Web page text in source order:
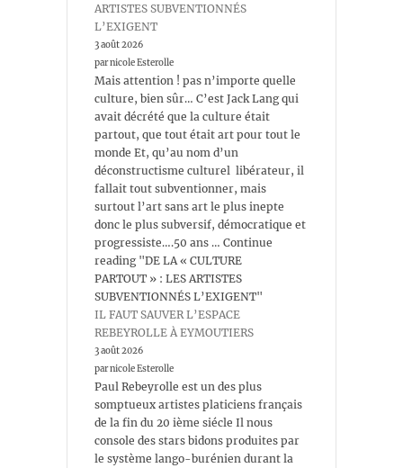
ARTISTES SUBVENTIONNÉS
L’EXIGENT
3 août 2026
par nicole Esterolle
Mais attention ! pas n’importe quelle
culture, bien sûr… C’est Jack Lang qui
avait décrété que la culture était
partout, que tout était art pour tout le
monde Et, qu’au nom d’un
déconstructisme culturel libérateur, il
fallait tout subventionner, mais
surtout l’art sans art le plus inepte
donc le plus subversif, démocratique et
progressiste….50 ans … Continue
reading "DE LA « CULTURE
PARTOUT » : LES ARTISTES
SUBVENTIONNÉS L’EXIGENT"
IL FAUT SAUVER L’ESPACE
REBEYROLLE À EYMOUTIERS
3 août 2026
par nicole Esterolle
Paul Rebeyrolle est un des plus
somptueux artistes platiciens français
de la fin du 20 ième siécle Il nous
console des stars bidons produites par
le système lango-burénien durant la